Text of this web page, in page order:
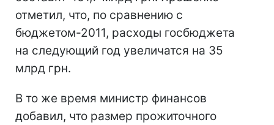
отметил, что, по сравнению с
бюджетом-2011, расходы госбюджета
на следующий год увеличатся на 35
млрд грн.
В то же время министр финансов
добавил, что размер прожиточного